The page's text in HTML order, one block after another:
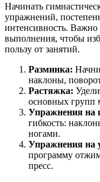
Начинать
упражнений,
интенсивность.
выполнения, чтобы
пользу от занятий.
Разминка:
наклоны,
Растяжка:
основных групп
Упражнения на
гибкость:
ногами.
Упражнения на
программу
пресс.